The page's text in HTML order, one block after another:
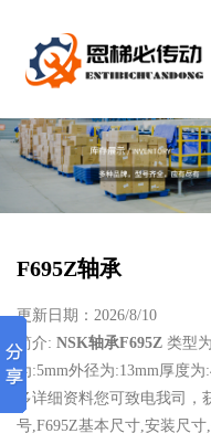
F695Z轴承
更新日期：2026/8/10
简介: NSK轴承F695Z 类型为
为:5mm外径为:13mm厚度
多详细资料您可致电我司，
号,F695Z基本尺寸,安装尺